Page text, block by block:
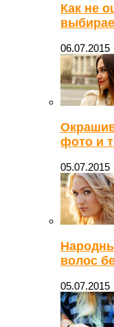
Как не
06.07.2015
фото и
05.07.2015
волос
05.07.2015